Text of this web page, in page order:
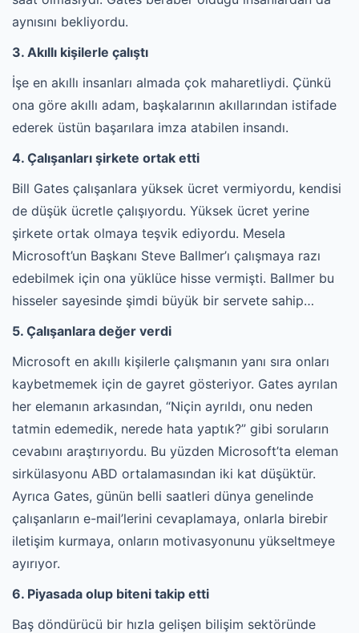
aynısını bekliyordu.
3. Akıllı kişilerle çalıştı
İşe en akıllı insanları almada çok maharetliydi. Çünkü
ona göre akıllı adam, başkalarının akıllarından istifade
ederek üstün başarılara imza atabilen insandı.
4. Çalışanları şirkete ortak etti
Bill Gates çalışanlara yüksek ücret vermiyordu, kendisi
de düşük ücretle çalışıyordu. Yüksek ücret yerine
şirkete ortak olmaya teşvik ediyordu. Mesela
Microsoft’un Başkanı Steve Ballmer’ı çalışmaya razı
edebilmek için ona yüklüce hisse vermişti. Ballmer bu
hisseler sayesinde şimdi büyük bir servete sahip…
5. Çalışanlara değer verdi
Microsoft en akıllı kişilerle çalışmanın yanı sıra onları
kaybetmemek için de gayret gösteriyor. Gates ayrılan
her elemanın arkasından, “Niçin ayrıldı, onu neden
tatmin edemedik, nerede hata yaptık?” gibi soruların
cevabını araştırıyordu. Bu yüzden Microsoft’ta eleman
sirkülasyonu ABD ortalamasından iki kat düşüktür.
Ayrıca Gates, günün belli saatleri dünya genelinde
çalışanların e-mail’lerini cevaplamaya, onlarla birebir
iletişim kurmaya, onların motivasyonunu yükseltmeye
ayırıyor.
6. Piyasada olup biteni takip etti
Baş döndürücü bir hızla gelişen bilişim sektöründe